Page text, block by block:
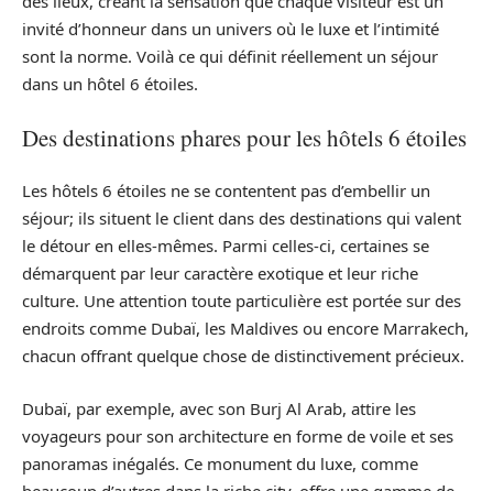
invité d’honneur dans un univers où le luxe et l’intimité
sont la norme. Voilà ce qui définit réellement un séjour
dans un hôtel 6 étoiles.
Des destinations phares pour les hôtels 6 étoiles
Les hôtels 6 étoiles ne se contentent pas d’embellir un
séjour; ils situent le client dans des destinations qui valent
le détour en elles-mêmes. Parmi celles-ci, certaines se
démarquent par leur caractère exotique et leur riche
culture. Une attention toute particulière est portée sur des
endroits comme Dubaï, les Maldives ou encore Marrakech,
chacun offrant quelque chose de distinctivement précieux.
Dubaï, par exemple, avec son Burj Al Arab, attire les
voyageurs pour son architecture en forme de voile et ses
panoramas inégalés. Ce monument du luxe, comme